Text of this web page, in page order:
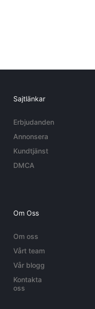
Sajtlänkar
Erbjudanden
Annonsera
Kundtjänst
DMCA
Om Oss
Om oss
Vårt team
Vår blogg
Kontakta
oss